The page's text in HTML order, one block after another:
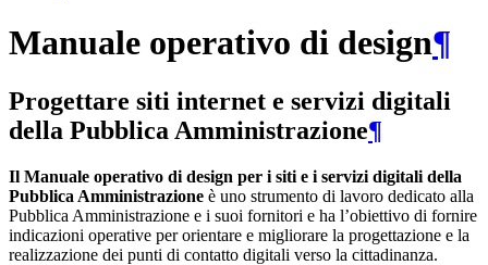
Manuale operativo di design¶
Progettare siti internet e servizi digitali
della Pubblica Amministrazione¶
Il Manuale operativo di design per i siti e i servizi digitali della
Pubblica Amministrazione è uno strumento di lavoro dedicato alla
Pubblica Amministrazione e i suoi fornitori e ha l’obiettivo di fornire
indicazioni operative per orientare e migliorare la progettazione e la
realizzazione dei punti di contatto digitali verso la cittadinanza.